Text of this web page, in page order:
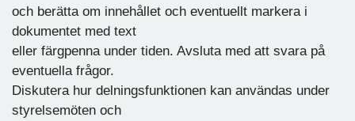
och berätta om innehållet och eventuellt markera i
dokumentet med text
eller färgpenna under tiden. Avsluta med att svara på
eventuella frågor.
Diskutera hur delningsfunktionen kan användas under
styrelsemöten och